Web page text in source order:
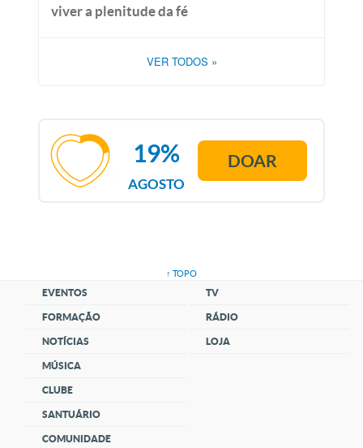
viver a plenitude da fé
VER TODOS »
AGOSTO
19% DOAR
↑ TOPO
EVENTOS
FORMAÇÃO
NOTÍCIAS
MÚSICA
CLUBE
SANTUÁRIO
COMUNIDADE
TV
RÁDIO
LOJA